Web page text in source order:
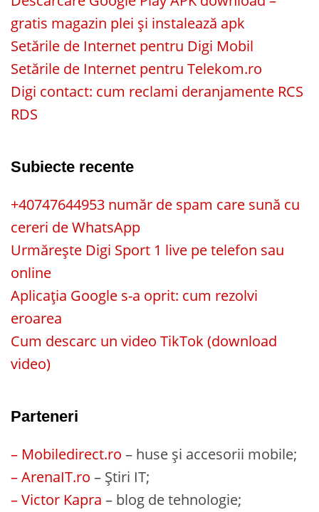
gratis magazin plei și instalează apk
Setările de Internet pentru Digi Mobil
Setările de Internet pentru Telekom.ro
Digi contact: cum reclami deranjamente RCS
RDS
Subiecte recente
+40747644953 număr de spam care sună cu
cereri de WhatsApp
Urmărește Digi Sport 1 live pe telefon sau
online
Aplicația Google s-a oprit: cum rezolvi
eroarea
Cum descarc un video TikTok (download
video)
Parteneri
– Mobiledirect.ro – huse și accesorii mobile;
– ArenaIT.ro – Știri IT;
– Victor Kapra – blog de tehnologie;